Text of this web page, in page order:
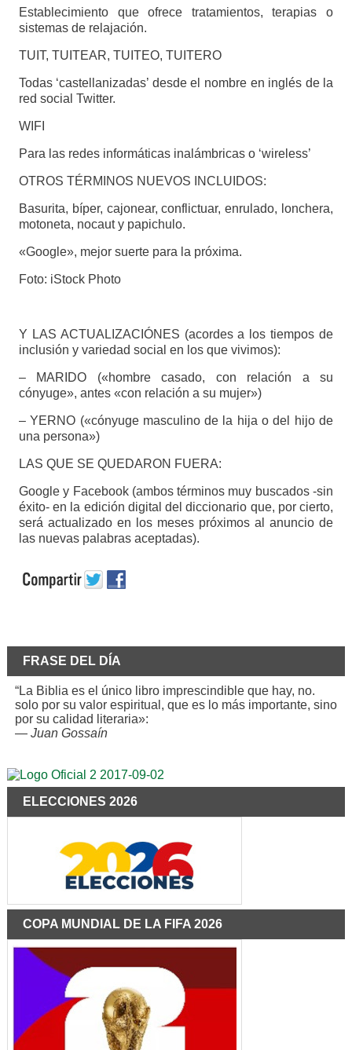
Establecimiento que ofrece tratamientos, terapias o
sistemas de relajación.
TUIT, TUITEAR, TUITEO, TUITERO
Todas ‘castellanizadas’ desde el nombre en inglés de la
red social Twitter.
WIFI
Para las redes informáticas inalámbricas o ‘wireless’
OTROS TÉRMINOS NUEVOS INCLUIDOS:
Basurita, bíper, cajonear, conflictuar, enrulado, lonchera,
motoneta, nocaut y papichulo.
«Google», mejor suerte para la próxima.
Foto: iStock Photo
Y LAS ACTUALIZACIÓNES (acordes a los tiempos de
inclusión y variedad social en los que vivimos):
– MARIDO («hombre casado, con relación a su
cónyuge», antes «con relación a su mujer»)
– YERNO («cónyuge masculino de la hija o del hijo de
una persona»)
LAS QUE SE QUEDARON FUERA:
Google y Facebook (ambos términos muy buscados -sin
éxito- en la edición digital del diccionario que, por cierto,
será actualizado en los meses próximos al anuncio de
las nuevas palabras aceptadas).
FRASE DEL DÍA
“La Biblia es el único libro imprescindible que hay, no.
solo por su valor espiritual, que es lo más importante, sino
por su calidad literaria»:
— Juan Gossaín
ELECCIONES 2026
COPA MUNDIAL DE LA FIFA 2026